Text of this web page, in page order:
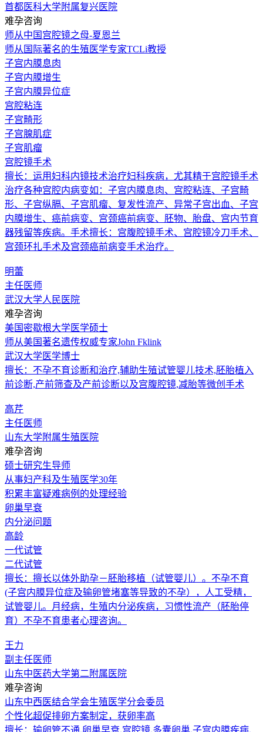
首都医科大学附属复兴医院
难孕咨询
师从中国宫腔镜之母-夏恩兰
师从国际著名的生殖医学专家TCLi教授
子宫内膜息肉
子宫内膜增生
子宫内膜异位症
宫腔粘连
子宫畸形
子宫腺肌症
子宫肌瘤
宫腔镜手术
擅长：运用妇科内镜技术治疗妇科疾病，尤其精于宫腔镜手术
治疗各种宫腔内病变如：子宫内膜息肉、宫腔粘连、子宫畸
形、子宫纵膈、子宫肌瘤、复发性流产、异常子宫出血、子宫
内膜增生、癌前病变、宫颈癌前病变、胚物、胎盘、宫内节育
器残留等疾病。手术擅长：宫腹腔镜手术、宫腔镜冷刀手术、
宫颈环扎手术及宫颈癌前病变手术治疗。
明蕾
主任医师
武汉大学人民医院
难孕咨询
美国密歇根大学医学硕士
师从美国著名遗传权威专家John Fklink
武汉大学医学博士
擅长：不孕不育诊断和治疗,辅助生殖试管婴儿技术,胚胎植入
前诊断,产前筛查及产前诊断以及宫腹腔镜,减胎等微创手术
高芹
主任医师
山东大学附属生殖医院
难孕咨询
硕士研究生导师
从事妇产科及生殖医学30年
积累丰富疑难病例的处理经验
卵巢早衰
内分泌问题
高龄
一代试管
二代试管
擅长：擅长以体外助孕－胚胎移植（试管婴儿）。不孕不育
(子宫内膜异位症及输卵管堵塞等导致的不孕），人工受精，
试管婴儿。月经病，生殖内分泌疾病，习惯性流产（胚胎停
育）不孕不育患者心理咨询。
王力
副主任医师
山东中医药大学第二附属医院
难孕咨询
山东中西医结合学会生殖医学分会委员
个性化超促排卵方案制定，获卵率高
擅长：输卵管不通,卵巢早衰,宫腔镜,多囊卵巢,子宫内膜疾病,